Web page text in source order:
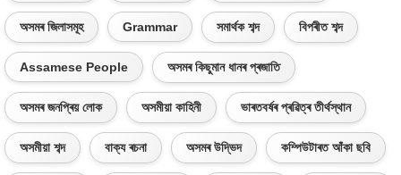
অসমৰ জিলাসমূহ Grammar সমাৰ্থক শব্দ বিপৰীত শব্দ
Assamese People অসমৰ কিছুমান ধানৰ প্ৰজাতি
অসমৰ জনপ্ৰিয় লোক অসমীয়া কাহিনী ভাৰতবৰ্ষৰ প্ৰৱিত্ৰ তীৰ্থস্থান
অসমীয়া শব্দ বাক্য ৰচনা অসমৰ উদ্ভিদ কম্পিউটাৰত আঁকা ছবি